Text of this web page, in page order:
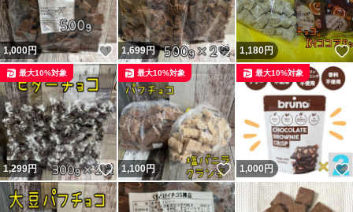
1,000円 いいね！
1,699円 いいね！
1,180円
1,299円 いいね！
最大10%対象
1,100円 いいね！
最大10%対象
1,000 円
最大10%対象